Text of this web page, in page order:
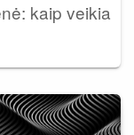
kaip veikia